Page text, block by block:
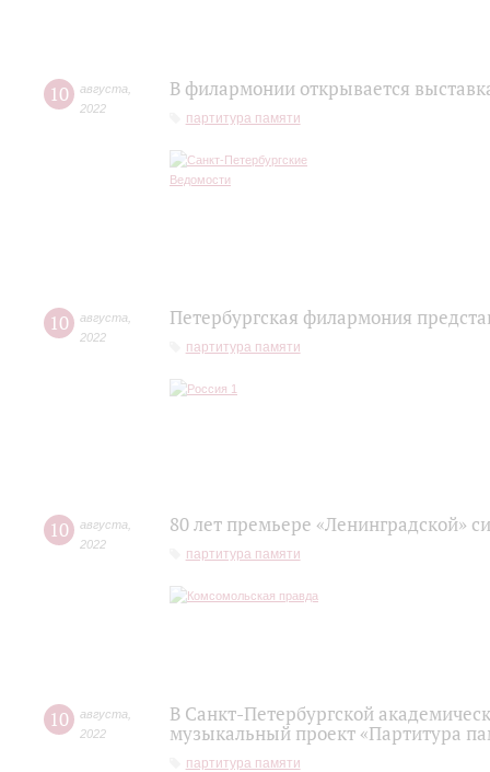
10 августа
2022
В филармонии открывается
партитура памяти
10 августа
2022
Петербургская филармония
партитура памяти
10 августа
2022
80 лет премьере «Ленинградской»
партитура памяти
10 августа
2022
В Санкт-Петербургской
музыкальный проект «Партитура
партитура памяти